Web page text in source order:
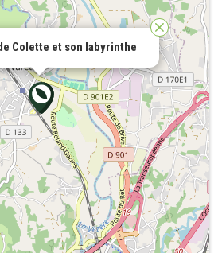
Colette et son labyrinthe